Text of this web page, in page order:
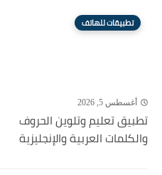
تطبيقات للهاتف
أغسطس 5, 2026
تطبيق تعليم وتلوين الحروف
والكلمات العربية والإنجليزية